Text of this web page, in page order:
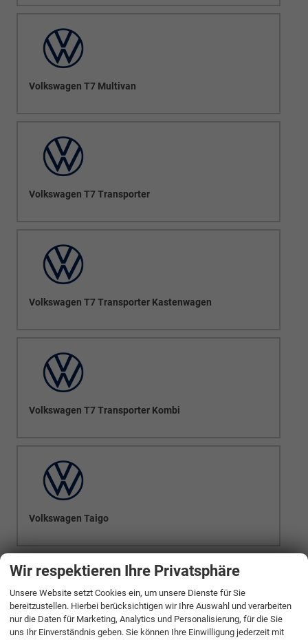
Volkswagen T7 Multivan
Volkswagen T7 Transporter
Volkswagen T7 Transporter Kastenwagen
Volkswagen T7 Transporter Kombi
Volkswagen Taigo
Volkswagen Tayron
Wir respektieren Ihre Privatsphäre
Unsere Website setzt Cookies ein, um unsere Dienste für Sie
bereitzustellen. Hierbei berücksichtigen wir Ihre Auswahl und verarbeiten
nur die Daten für Marketing, Analytics und Personalisierung, für die Sie
uns Ihr Einverständnis geben. Sie können Ihre Einwilligung jederzeit mit